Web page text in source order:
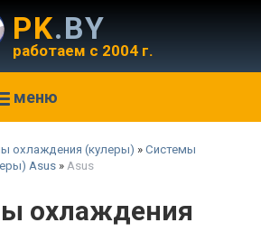
PK.BY
работаем с 2004 г.
меню
охлаждения (кулеры) » Системы
Asus » Asus
охлаждения